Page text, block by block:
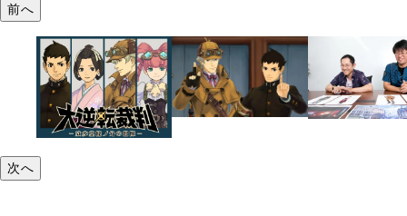
前へ
次へ